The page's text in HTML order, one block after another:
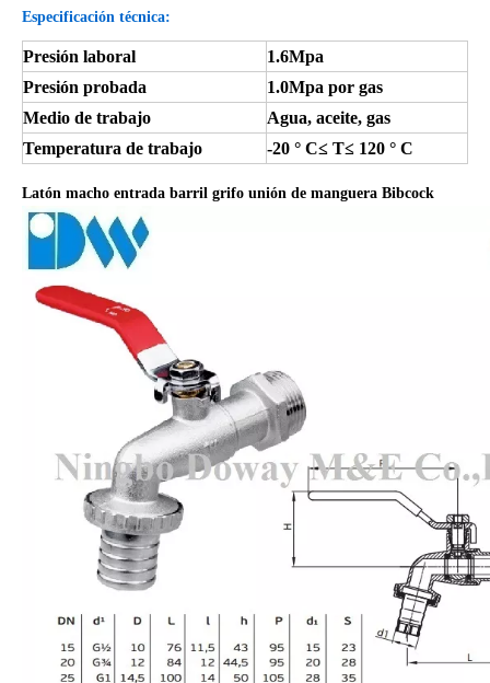
Especificación técnica:
Presión laboral
1.6Mpa
Presión probada
1.0Mpa por gas
Medio de trabajo
Agua, aceite, gas
Temperatura de trabajo
-20 ° C≤ T≤ 120 ° C
Latón macho entrada barril grifo unión de manguera Bibcock